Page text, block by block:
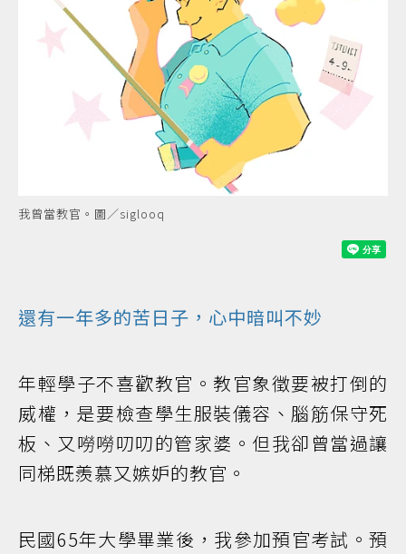
我曾當教官。圖／siglooq
還有一年多的苦日子，心中暗叫不妙
年輕學子不喜歡教官。教官象徵要被打倒的
威權，是要檢查學生服裝儀容、腦筋保守死
板、又嘮嘮叨叨的管家婆。但我卻曾當過讓
同梯既羨慕又嫉妒的教官。
民國65年大學畢業後，我參加預官考試。預